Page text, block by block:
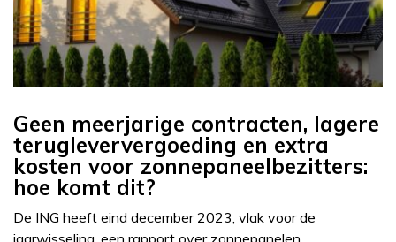
Geen meerjarige contracten, lagere
terugleververgoeding en extra
kosten voor zonnepaneelbezitters:
hoe komt dit?
De ING heeft eind december 2023, vlak voor de